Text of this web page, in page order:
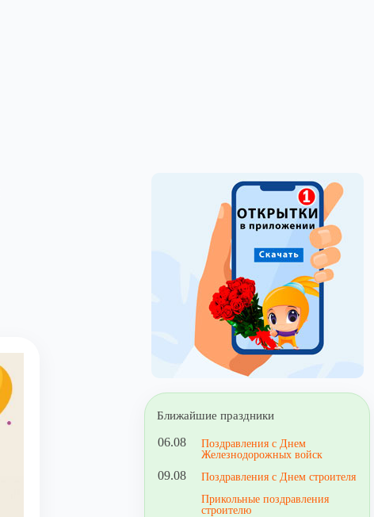
Ближайшие праздники
06.08
Поздравления с Днем
Железнодорожных войск
09.08
Поздравления с Днем строителя
Прикольные поздравления
строителю